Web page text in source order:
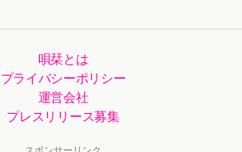
唄栞とは
プライバシーポリシー
運営会社
プレスリリース募集